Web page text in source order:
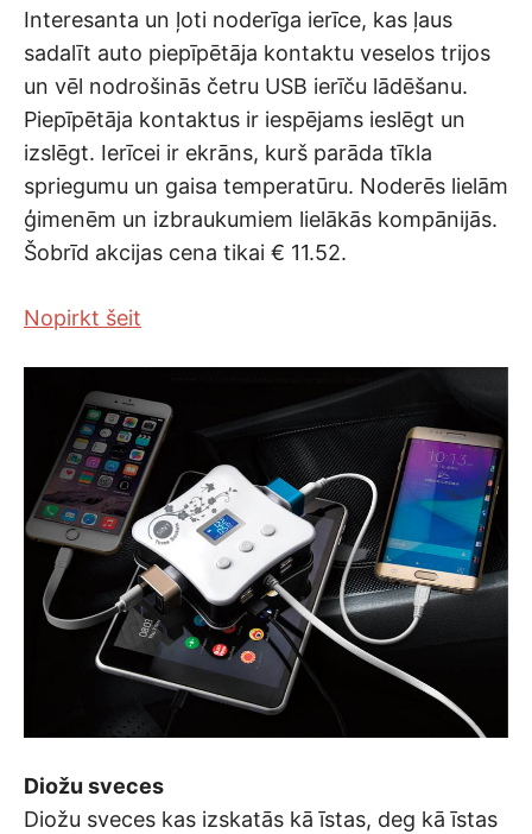
Interesanta un ļoti noderīga ierīce, kas ļaus
sadalīt auto piepīpētāja kontaktu veselos trijos
un vēl nodrošinās četru USB ierīču lādēšanu.
Piepīpētāja kontaktus ir iespējams ieslēgt un
izslēgt. Ierīcei ir ekrāns, kurš parāda tīkla
spriegumu un gaisa temperatūru. Noderēs lielām
ģimenēm un izbraukumiem lielākās kompānijās.
Šobrīd akcijas cena tikai € 11.52.
Nopirkt šeit
Diožu sveces
Diožu sveces kas izskatās kā īstas, deg kā īstas